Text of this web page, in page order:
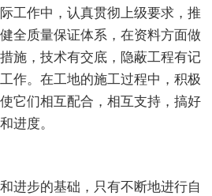
工作中，认真贯彻上级要求，推
全质量保证体系，在资料方面做
施，技术有交底，隐蔽工程有记
作。在工地的施工过程中，积极
它们相互配合，相互支持，搞好
进度。
进步的基础，只有不断地进行自